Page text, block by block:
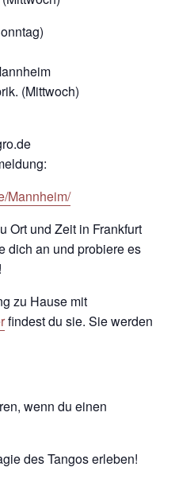
(Mittwoch)
Mannheim/
Ort und Zeit in Frankfurt
dich an und probiere es
zu Hause mit
findest du sie. Sie werden
wenn du einen
des Tangos erleben!